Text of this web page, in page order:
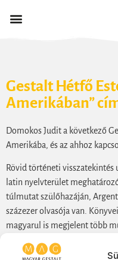
Gestalt Hétfő
Amerikában”
Domokos Judit a következő
Amerikába, és az ahhoz
Rövid történeti visszatekintés
latin nyelvterület
túlmutat szülőhazáján,
százezer olvasója van.
magyarul is megjelent több
Azt est folyamán ismerteti